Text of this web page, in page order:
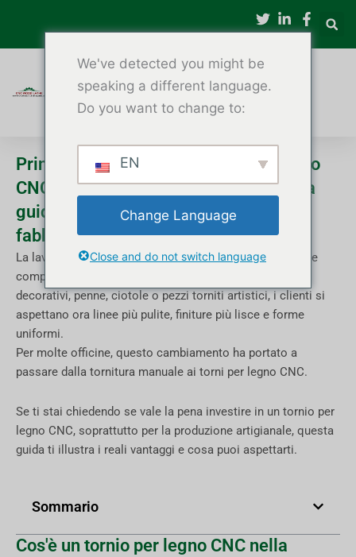
contenuto
Principali motivi per utilizzare un tornio
CNC per la produzione artigianale: una
guida pratica per officine e piccole
fabbriche
La lavorazione del legno è un settore sorprendentemente
competitivo. Che si tratti di realizzare souvenir, fusi
decorativi, penne, ciotole o pezzi torniti artistici, i clienti si
aspettano ora linee più pulite, finiture più lisce e forme
uniformi.
Per molte officine, questo cambiamento ha portato a
passare dalla tornitura manuale ai torni per legno CNC.
Se ti stai chiedendo se vale la pena investire in un tornio per
legno CNC, soprattutto per la produzione artigianale, questa
guida ti illustra i reali vantaggi e cosa puoi aspettarti.
Sommario
Cos'è un tornio per legno CNC nella
We've detected you might be
speaking a different language.
Do you want to change to:
EN
Change Language
Close and do not switch language